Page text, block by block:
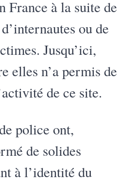
France à la suite de
ou de
Jusqu’ici,
elles n’a permis de
de ce site.
police ont,
de solides
à l’identité du